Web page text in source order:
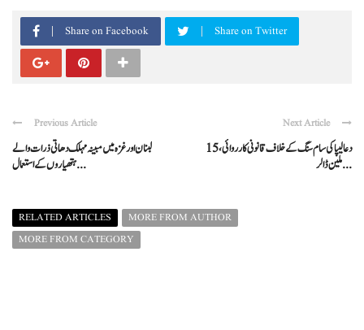
Share on Facebook Share on Twitter
Previous Article
لبنان اور غزہ میں مبینہ مہلک دھاتی ذرات والے
ہتھیاروں کے استعمال ...
Next Article
دعا لیپا کی سام سنگ کے خلاف قانونی کارروائی، 15
ملین ڈالر ...
RELATED ARTICLES
MORE FROM AUTHOR
MORE FROM CATEGORY